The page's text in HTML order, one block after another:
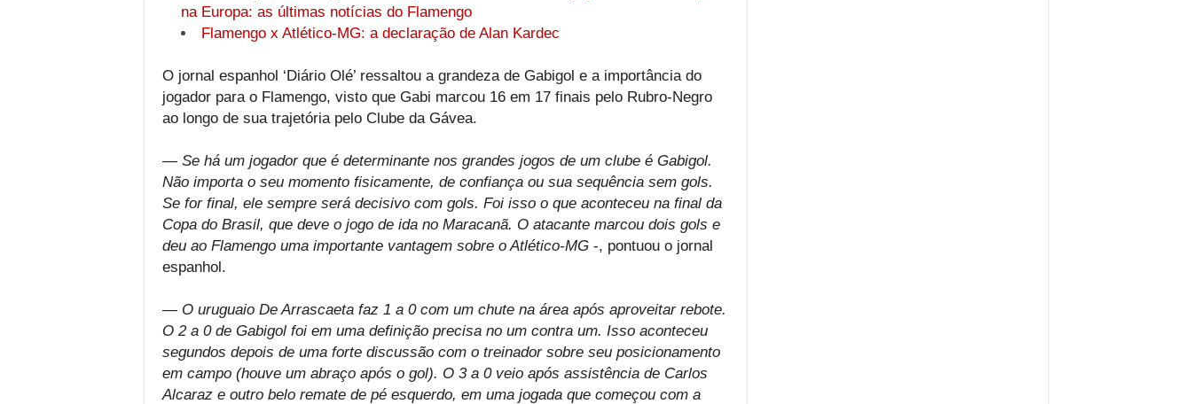
na Europa: as últimas notícias do Flamengo
Flamengo x Atlético-MG: a declaração de Alan Kardec
O jornal espanhol ‘Diário Olé’ ressaltou a grandeza de Gabigol e a importância do
jogador para o Flamengo, visto que Gabi marcou 16 em 17 finais pelo Rubro-Negro
ao longo de sua trajetória pelo Clube da Gávea.
— Se há um jogador que é determinante nos grandes jogos de um clube é Gabigol.
Não importa o seu momento fisicamente, de confiança ou sua sequência sem gols.
Se for final, ele sempre será decisivo com gols. Foi isso o que aconteceu na final da
Copa do Brasil, que deve o jogo de ida no Maracanã. O atacante marcou dois gols e
deu ao Flamengo uma importante vantagem sobre o Atlético-MG-, pontuou o jornal
espanhol.
— O uruguaio De Arrascaeta faz 1 a 0 com um chute na área após aproveitar rebote.
O 2 a 0 de Gabigol foi em uma definição precisa no um contra um. Isso aconteceu
segundos depois de uma forte discussão com o treinador sobre seu posicionamento
em campo (houve um abraço após o gol). O 3 a 0 veio após assistência de Carlos
Alcaraz e outro belo remate de pé esquerdo, em uma jogada que começou com a